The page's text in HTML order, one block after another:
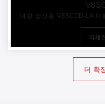
대량 생산용 V8SCCD-LA 더
자세
더 확